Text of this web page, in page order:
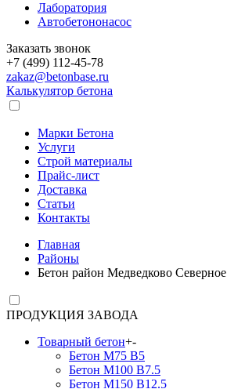
Лаборатория
Автобетононасос
Заказать звонок
+7 (499) 112-45-78
zakaz@betonbase.ru
Калькулятор бетона
Марки Бетона
Услуги
Строй материалы
Прайс-лист
Доставка
Статьи
Контакты
Главная
Районы
Бетон район Медведково Северное
ПРОДУКЦИЯ ЗАВОДА
Товарный бетон+-
Бетон М75 В5
Бетон М100 В7.5
Бетон М150 В12.5